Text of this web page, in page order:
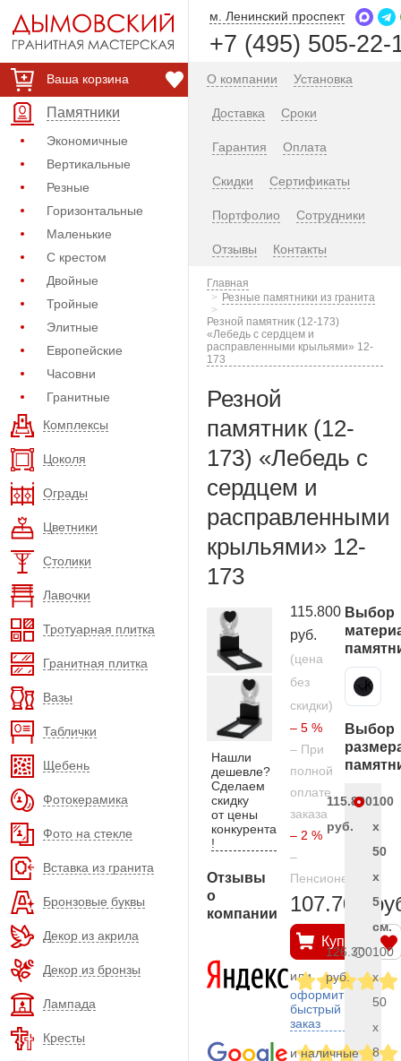
Ваша корзина
Памятники
Экономичные
Вертикальные
Резные
Горизонтальные
Маленькие
С крестом
Двойные
Тройные
Элитные
Европейские
Часовни
Гранитные
Комплексы
Цоколя
Ограды
Цветники
Столики
Лавочки
Тротуарная плитка
Гранитная плитка
Вазы
Таблички
Щебень
Фотокерамика
Фото на стекле
Вставка из гранита
Бронзовые буквы
Декор из акрила
Декор из бронзы
Лампада
Кресты
м. Ленинский проспект
+7 (495) 505-22-
О компании Установка
Доставка Сроки
Гарантия Оплата
Скидки Сертификаты
Портфолио Сотрудники
Отзывы Контакты
Главная
Резные памятники из гранита
Резной памятник (12-173)
«Лебедь с сердцем и
расправленными крыльями» 12-
173
Резной
памятник (12-
173) «Лебедь с
сердцем и
расправленными
крыльями» 12-
173
Нашли
дешевле?
Сделаем
скидку
от цены
конкурента
!
Отзывы
о
компании
115.800
руб.
(цена
без
скидки)
– 5 %
– При
полной
оплате
заказа
– 2 %
–
Пенсионерам
107.700
Купить
или
оформить
быстрый
заказ
и наличные
Выбор
Карельский гранит
Выбор
115.800
руб.
100
x
50
x
5
см.
126.300
руб.
100
x
50
x
8